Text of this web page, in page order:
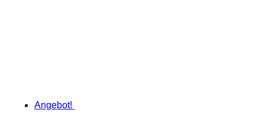
Angebot!